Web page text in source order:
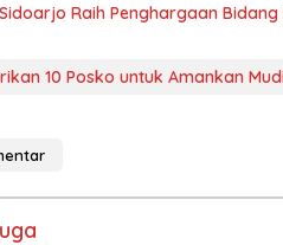
Raih Penghargaan
10 Posko untuk Amankan